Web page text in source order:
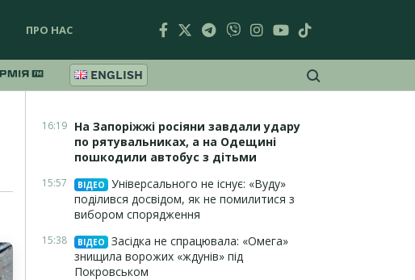
ПРО НАС
ENGLISH
16:19 На Запоріжжі росіяни завдали удару
по рятувальниках, а на Одещині
пошкодили автобус з дітьми
15:57 ВІДЕО
Універсального не існує: «Вуду»
поділився досвідом, як не помилитися з
вибором спорядження
15:38 ВІДЕО
Засідка не спрацювала: «Омега»
знищила ворожих «ждунів» під
Покровськом